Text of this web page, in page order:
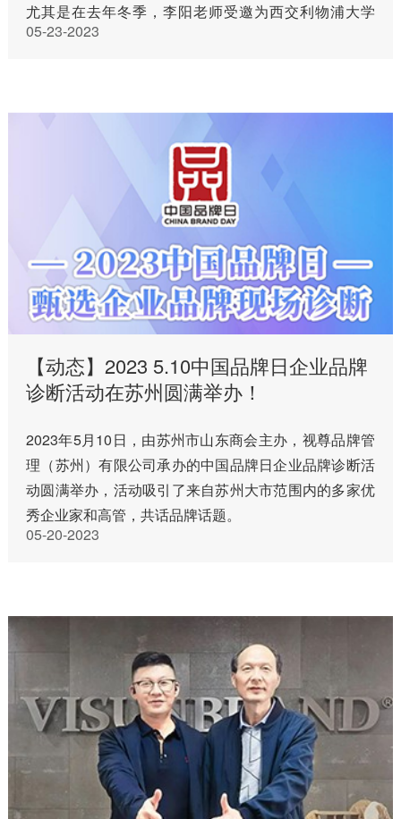
尤其是在去年冬季，李阳老师受邀为西交利物浦大学
《导行说—创意发光 让灵感闪耀》进行线上分享，为同
05-23-2023
【动态】2023 5.10中国品牌日企业品牌
诊断活动在苏州圆满举办！
2023年5月10日，由苏州市山东商会主办，视尊品牌管
理（苏州）有限公司承办的中国品牌日企业品牌诊断活
动圆满举办，活动吸引了来自苏州大市范围内的多家优
秀企业家和高管，共话品牌话题。
05-20-2023